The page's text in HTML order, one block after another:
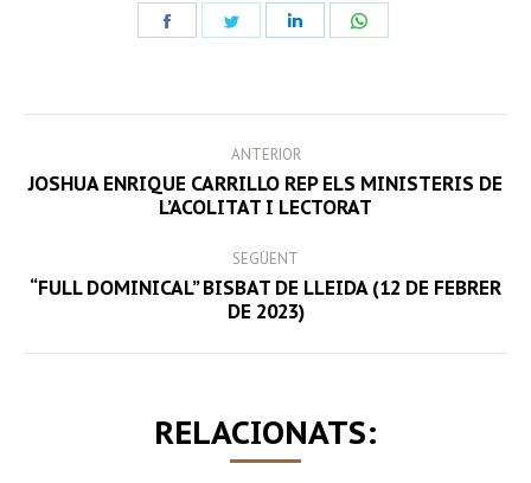
NAVIGATION
ANTERIOR
Previous
JOSHUA ENRIQUE CARRILLO REP ELS MINISTERIS DE
L’ACOLITAT I LECTORAT
SEGÜENT
Next
post:
“FULL DOMINICAL” BISBAT DE LLEIDA (12 DE FEBRER
DE 2023)
RELACIONATS: